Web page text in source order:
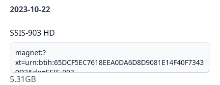
2023-10-22
SSIS-903 HD
5.31GB